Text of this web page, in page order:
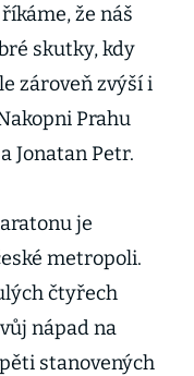
že náš
skutky, kdy
zároveň zvýší i
Prahu
Jonatan Petr.
je
metropoli.
čtyřech
nápad na
stanovených